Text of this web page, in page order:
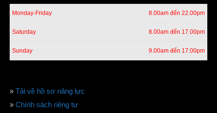
Monday-Friday 8.00am đến 22.00pm
Saturday 8.00am đến 17.00pm
Sunday 9.00am đến 17.00pm
» Tải về hồ sơ năng lực
» Chính sách riêng tư